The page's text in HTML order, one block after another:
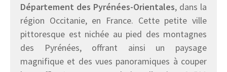
Département des Pyrénées-Orientales, dans la
région Occitanie, en France. Cette petite ville
pittoresque est nichée au pied des montagnes
des Pyrénées, offrant ainsi un paysage
magnifique et des vues panoramiques à couper